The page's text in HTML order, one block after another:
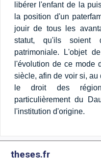
libérer l'enfant de la
la position d'un
jouir de tous les
statut, qu'ils soient
patrimoniale. L'objet
l'évolution de ce mode
siècle, afin de voir si, au
le droit des
particulièrement du
l'institution d'origine.
theses.fr